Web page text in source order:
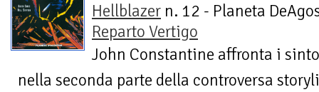
Hellblazer n. 12 - Planeta
Reparto Vertigo
John Constantine affronta i
nella seconda parte della controversa